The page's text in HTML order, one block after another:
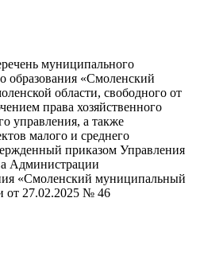
муниципального
образования «Смоленский
области, свободного от
права хозяйственного
управления, а также
малого и среднего
приказом Управления
Администрации
«Смоленский муниципальный
от 27.02.2025 № 46